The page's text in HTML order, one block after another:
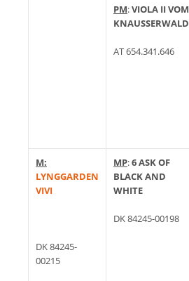
PM:VIOLA II VOM
KNAUSSERWALD
AT 654.341.646
M:
LYNGGARDEN
VIVI
DK 84245-
00215
MP:6 ASK OF
BLACK AND
WHITE
DK 84245-00198